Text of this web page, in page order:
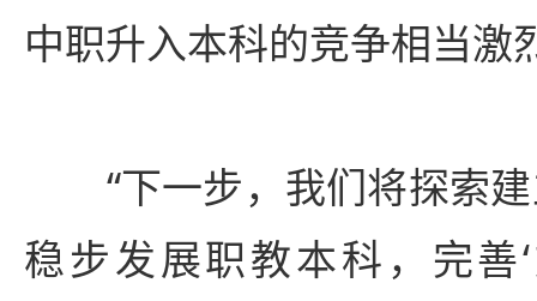
中职升入本科的竞争相当激
“下一步，我们将探索建
稳步发展职教本科，完善